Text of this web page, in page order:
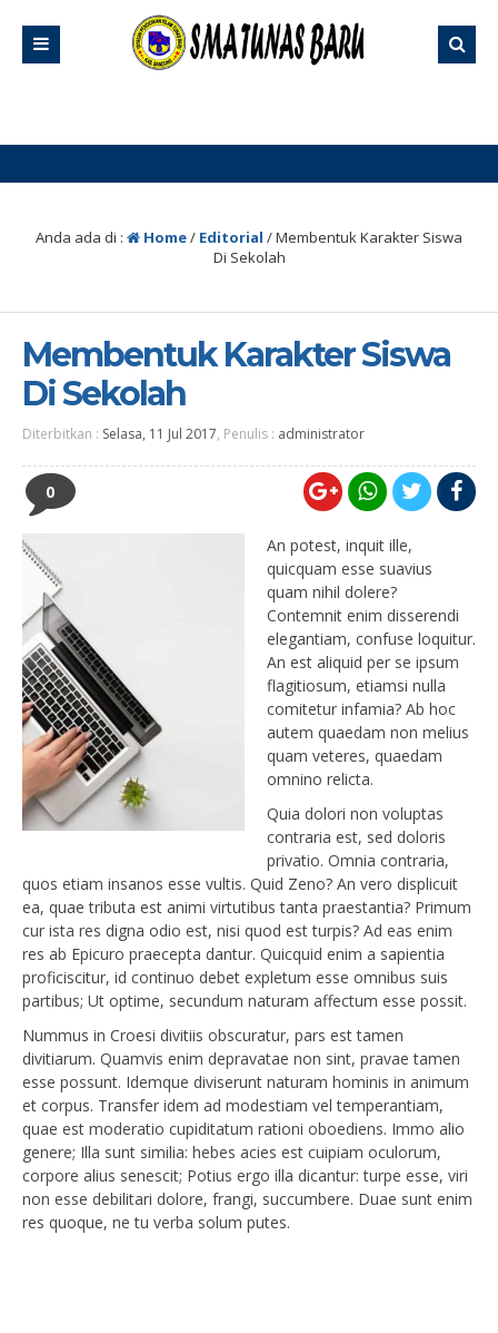
Anda ada di : Home/ Editorial /Membentuk Karakter Siswa
Di Sekolah
Membentuk Karakter Siswa
Di Sekolah
Diterbitkan : Selasa, 11 Jul 2017, Penulis : administrator
0
An potest, inquit ille,
quicquam esse suavius
quam nihil dolere?
Contemnit enim disserendi
elegantiam, confuse loquitur.
An est aliquid per se ipsum
flagitiosum, etiamsi nulla
comitetur infamia? Ab hoc
autem quaedam non melius
quam veteres, quaedam
omnino relicta.
Quia dolori non voluptas
contraria est, sed doloris
privatio. Omnia contraria,
quos etiam insanos esse vultis. Quid Zeno? An vero displicuit
ea, quae tributa est animi virtutibus tanta praestantia? Primum
cur ista res digna odio est, nisi quod est turpis? Ad eas enim
res ab Epicuro praecepta dantur. Quicquid enim a sapientia
proficiscitur, id continuo debet expletum esse omnibus suis
partibus; Ut optime, secundum naturam affectum esse possit.
Nummus in Croesi divitiis obscuratur, pars est tamen
divitiarum. Quamvis enim depravatae non sint, pravae tamen
esse possunt. Idemque diviserunt naturam hominis in animum
et corpus. Transfer idem ad modestiam vel temperantiam,
quae est moderatio cupiditatum rationi oboediens. Immo alio
genere; Illa sunt similia: hebes acies est cuipiam oculorum,
corpore alius senescit; Potius ergo illa dicantur: turpe esse, viri
non esse debilitari dolore, frangi, succumbere. Duae sunt enim
res quoque, ne tu verba solum putes.